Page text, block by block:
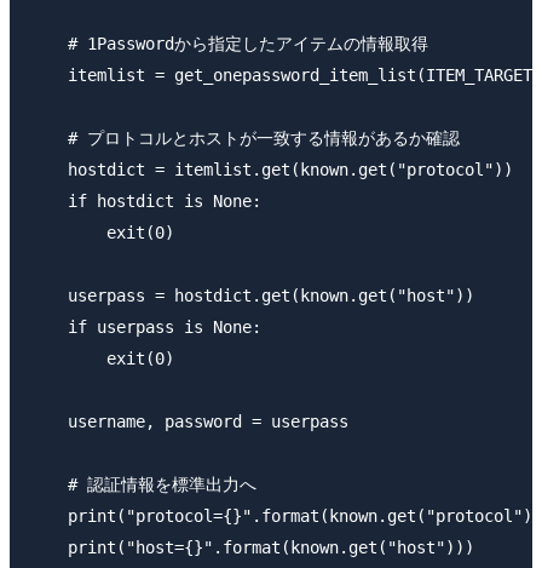
    # 1Passwordから指定したアイテムの情報取得
    itemlist = get_onepassword_item_list(ITEM_TARGET)
    # プロトコルとホストが一致する情報があるか確認
    hostdict = itemlist.get(known.get("protocol"))
    if hostdict is None:
        exit(0)
    userpass = hostdict.get(known.get("host"))
    if userpass is None:
        exit(0)
    username, password = userpass
    # 認証情報を標準出力へ
    print("host={}".format(known.get("host")))